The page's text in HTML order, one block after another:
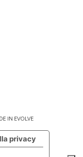
IN EVOLVE
privacy